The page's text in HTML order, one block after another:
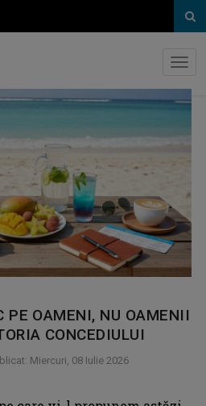
PE OAMENI, NU OAMENII
CONCEDIULUI
Miercuri, 08 Iulie 2026